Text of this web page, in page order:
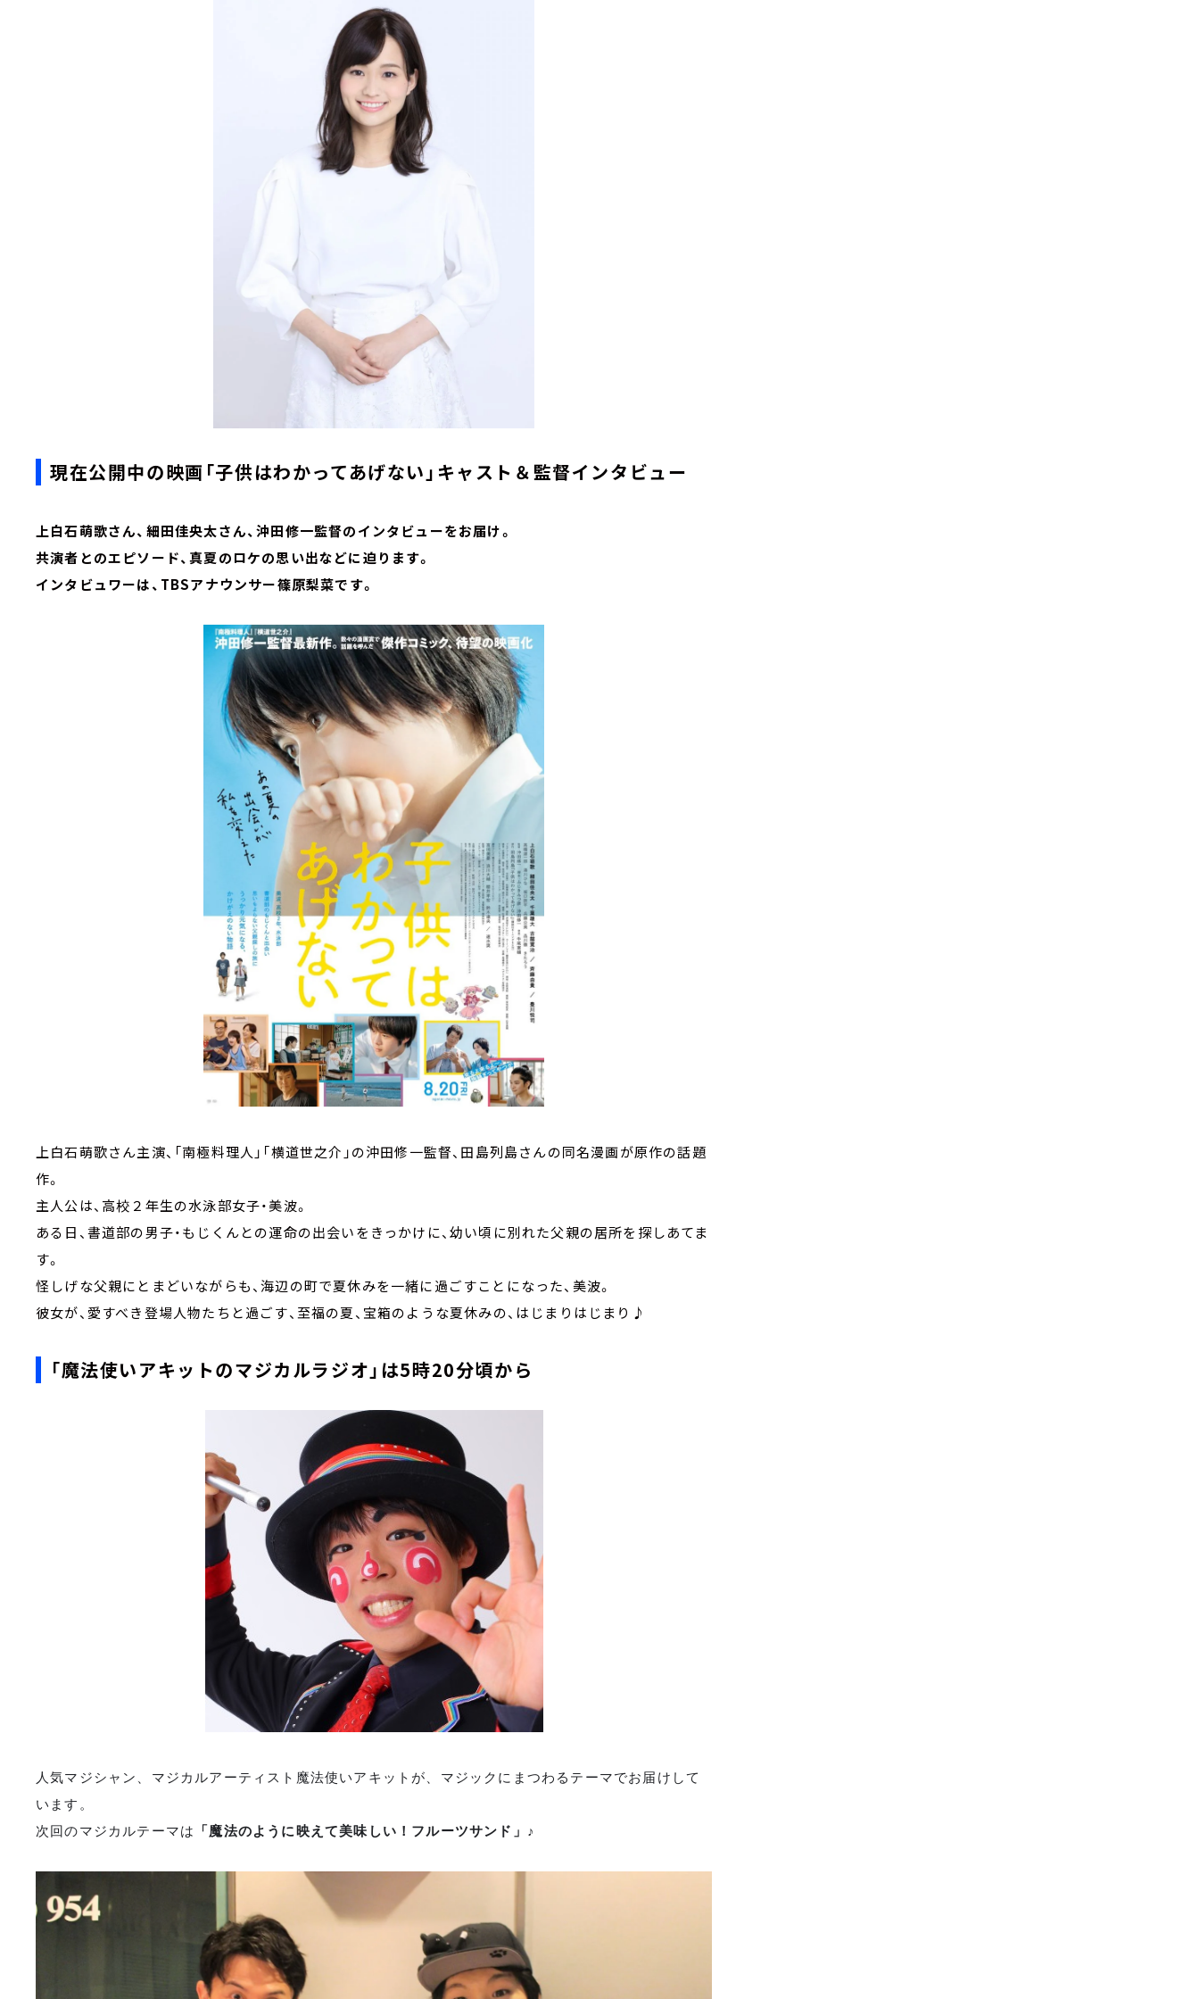
現在公開中の映画「子供はわかってあげない」キャスト＆監督インタビュー
上白石萌歌さん、細田佳央太さん、沖田修一監督のインタビューをお届け。
共演者とのエピソード、真夏のロケの思い出などに迫ります。
インタビュワーは、TBSアナウンサー篠原梨菜です。
上白石萌歌さん主演、「南極料理人」「横道世之介」の沖田修一監督、田島列島さんの同名漫画が原作の話題
作。
主人公は、高校２年生の水泳部女子・美波。
ある日、書道部の男子・もじくんとの運命の出会いをきっかけに、幼い頃に別れた父親の居所を探しあてま
す。
怪しげな父親にとまどいながらも、海辺の町で夏休みを一緒に過ごすことになった、美波。
彼女が、愛すべき登場人物たちと過ごす、至福の夏、宝箱のような夏休みの、はじまりはじまり♪
「魔法使いアキットのマジカルラジオ」は5時20分頃から
人気マジシャン、マジカルアーティスト魔法使いアキットが、マジックにまつわるテーマでお届けして
います。
次回のマジカルテーマは
「魔法のように映えて美味しい！フルーツサンド」♪